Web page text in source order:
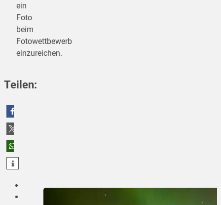
ein
Foto
beim
Fotowettbewerb
einzureichen.
Teilen:
teilen
teilen
teilen